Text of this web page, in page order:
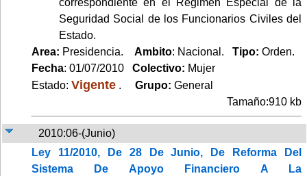
Seguridad Social de los Funcionarios Civiles del
Estado.
Area: Presidencia. Ambito: Nacional. Tipo: Orden.
Fecha: 01/07/2010 Colectivo: Mujer
Estado: Vigente . Grupo: General
Tamaño:910 kb
2010:06-(Junio)
Ley 11/2010, De 28 De Junio, De Reforma Del
Sistema De Apoyo Financiero A La